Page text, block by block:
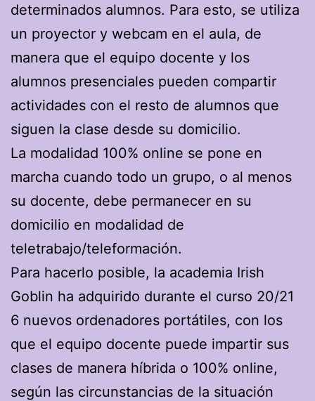
determinados alumnos. Para esto, se utiliza
un proyector y webcam en el aula, de
manera que el equipo docente y los
alumnos presenciales pueden compartir
actividades con el resto de alumnos que
siguen la clase desde su domicilio.
La modalidad 100% online se pone en
marcha cuando todo un grupo, o al menos
su docente, debe permanecer en su
domicilio en modalidad de
teletrabajo/teleformación.
Para hacerlo posible, la academia Irish
Goblin ha adquirido durante el curso 20/21
6 nuevos ordenadores portátiles, con los
que el equipo docente puede impartir sus
clases de manera híbrida o 100% online,
según las circunstancias de la situación